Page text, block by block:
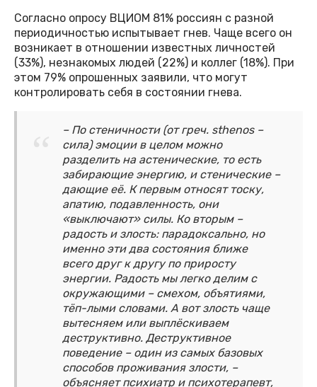
Согласно опросу ВЦИОМ 81% россиян с разной
периодичностью испытывает гнев. Чаще всего он
возникает в отношении известных личностей
(33%), незнакомых людей (22%) и коллег (18%). При
этом 79% опрошенных заявили, что могут
контролировать себя в состоянии гнева.
– По стеничности (от греч. sthenos –
сила) эмоции в целом можно
разделить на астенические, то есть
забирающие энергию, и стенические –
дающие её. К первым относят тоску,
апатию, подавленность, они
«выключают» силы. Ко вторым –
радость и злость: парадоксально, но
именно эти два состояния ближе
всего друг к другу по приросту
энергии. Радость мы легко делим с
окружающими – смехом, объятиями,
тёп-лыми словами. А вот злость чаще
вытесняем или выплёскиваем
деструктивно. Деструктивное
поведение – один из самых базовых
способов проживания злости, –
объясняет психиатр и психотерапевт,